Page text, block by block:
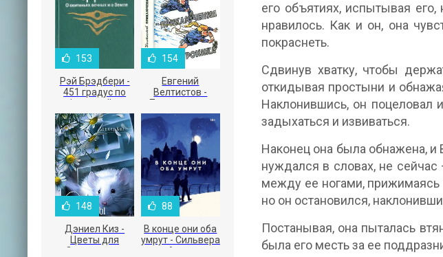
его объятиях, испытывая
нравилось. Как и он, она
покраснеть.
Сдвинув хватку, чтобы
откидывая простыни и
Наклонившись, он поцеловал
задыхаться и извиваться.
Наконец она была обнажена, и
нуждался в словах, не сейчас
между ее ногами, прижимаясь
но он остановился,
Постанывая, она пыталась
была его месть за ее
153
Рэй Брэдбери -
451 градус по
Фаренгейту
154
Евгений
Велтистов -
Приключения
Электроника
148
Дэниел Киз -
Цветы для
Элджернона
88
В конце они оба
умрут - Сильвера
Адам